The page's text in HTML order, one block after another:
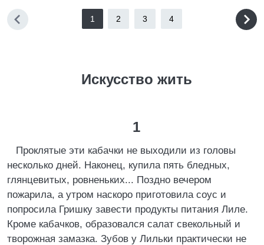
1 2 3 4
Искусство жить
1
Проклятые эти кабачки не выходили из головы
несколько дней. Наконец, купила пять бледных,
глянцевитых, ровненьких... Поздно вечером
пожарила, а утром наскоро приготовила соус и
попросила Гришку завести продукты питания Лиле.
Кроме кабачков, образовался салат свекольный и
творожная замазка. Зубов у Лильки практически не